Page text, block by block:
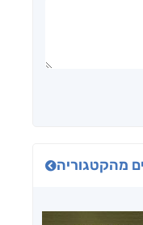
מהקטגוריה